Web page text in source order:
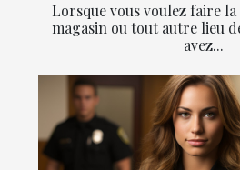
Lorsque vous voulez faire
magasin ou tout autre lieu
avez...